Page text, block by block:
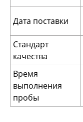
Дата поставки
Стандарт
качества
Время
выполнения
пробы